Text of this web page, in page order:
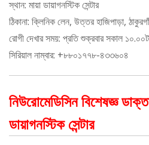
স্থান: মায়া ডায়াগনস্টিক সেন্টার
ঠিকানা: ক্লিনিক লেন, উত্তর হাজিপাড়া,
রোগী দেখার সময়: প্রতি শুক্রবার সকাল
সিরিয়াল নাম্বার: +৮৮০১৭৭৮-৪৩৩৬০৪
নিউরোমেডিসিন বিশেষজ্ঞ
ডায়াগনস্টিক সেন্টার